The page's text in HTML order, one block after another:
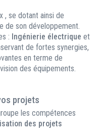
, se dotant ainsi de
de son développement.
: Ingénierie électrique et
de fortes synergies,
en terme de
des équipements.
projets
les compétences
des projets